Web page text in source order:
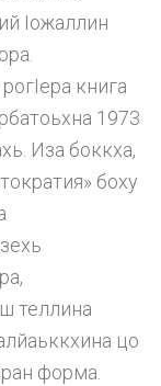
Iожаллин
книга
1973
Иза боккха,
боху
теллина
цо
форма.